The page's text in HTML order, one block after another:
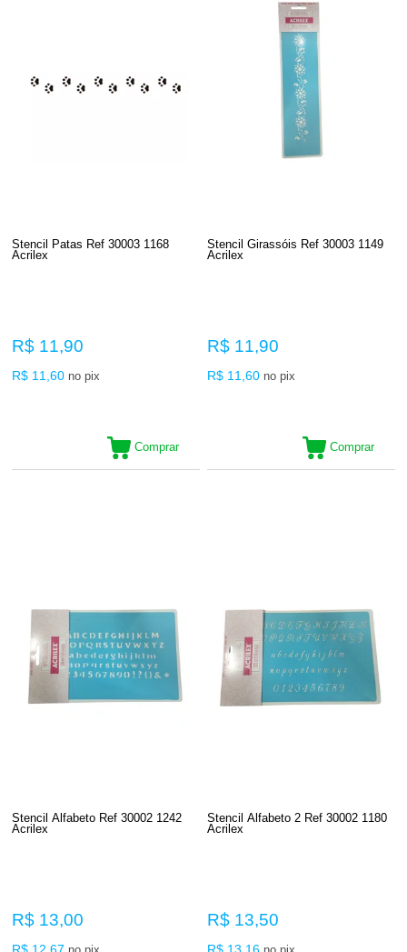
Stencil Patas Ref 30003 1168
Acrilex
R$ 11,90
R$ 11,60 no pix
Comprar
Stencil Girassóis Ref 30003 1149
Acrilex
R$ 11,90
R$ 11,60 no pix
Comprar
Stencil Alfabeto Ref 30002 1242
Acrilex
R$ 13,00
Stencil Alfabeto 2 Ref 30002 1180
Acrilex
R$ 13,50